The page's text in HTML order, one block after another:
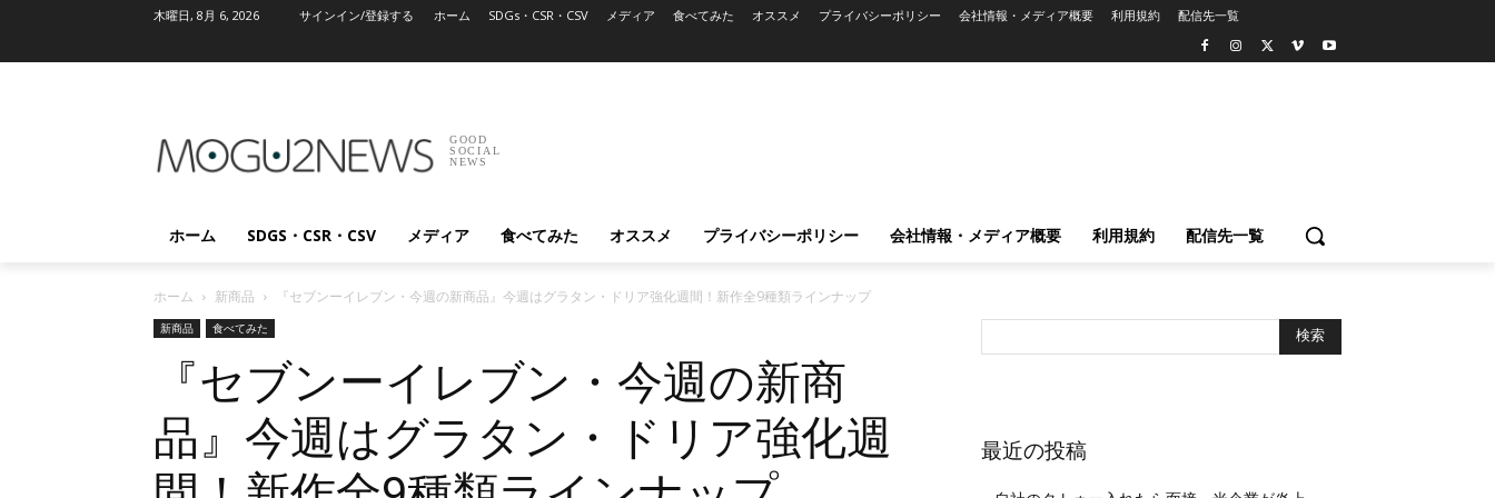
木曜日, 8月 6, 2026 サインイン/登録する ホーム SDGs・CSR・CSV メディア 食べてみた オススメ プライバシーポリシー 会社情報・メディア概要 利用規約 配信先一覧
GOOD
SOCIAL
NEWS
ホーム SDGS・CSR・CSV メディア 食べてみた オススメ プライバシーポリシー 会社情報・メディア概要 利用規約 配信先一覧
ホーム 新商品 『セブンーイレブン・今週の新商品』今週はグラタン・ドリア強化週間！新作全9種類ラインナップ
新商品 食べてみた
『セブンーイレブン・今週の新商
品』今週はグラタン・ドリア強化週
最近の投稿